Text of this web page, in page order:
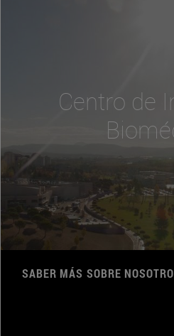
Centro de
SABER MÁS SOBRE